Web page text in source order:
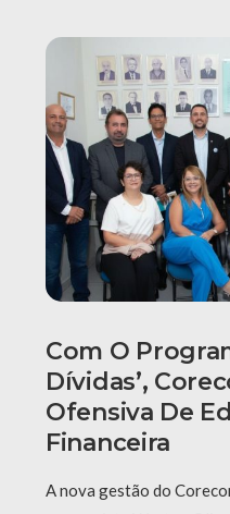
Com O
Dívidas’,
Ofensiva De
Financeira
A nova gestão do